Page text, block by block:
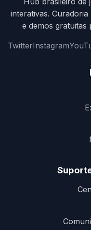
interativas.
e demos gratuitas
TwitterInstagram